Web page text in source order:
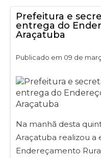
Prefeitura e
entrega do
Araçatuba
Publicado em 09 de
Na manhã desta
Araçatuba realizou a
Endereçamento